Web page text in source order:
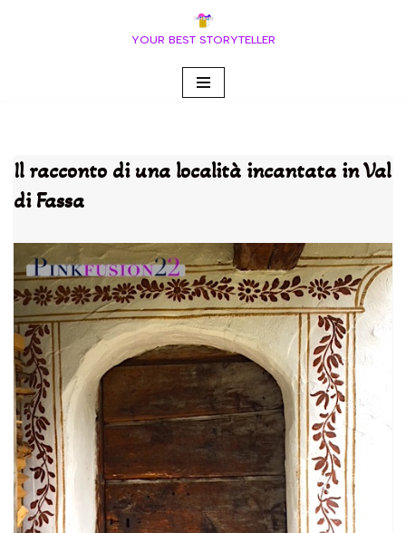
YOUR BEST STORYTELLER
Il racconto di una località incantata in Val
di Fassa